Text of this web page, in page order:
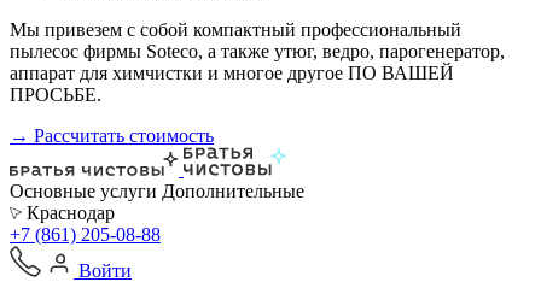
Мы привезем с собой компактный профессиональный
пылесос фирмы Soteco, а также утюг, ведро, парогенератор,
аппарат для химчистки и многое другое ПО ВАШЕЙ
ПРОСЬБЕ.
→ Рассчитать стоимость
Основные услуги Дополнительные
Краснодар
+7 (861) 205-08-88
Войти